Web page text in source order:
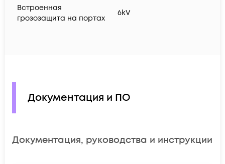
Встроенная
грозозащита на портах
6kV
Документация и ПО
Документация, руководства и инструкции